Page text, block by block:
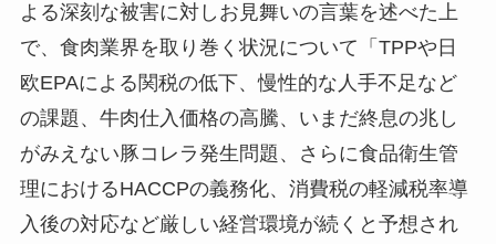
よる深刻な被害に対しお見舞いの言葉を述べた上
で、食肉業界を取り巻く状況について「TPPや日
欧EPAによる関税の低下、慢性的な人手不足など
の課題、牛肉仕入価格の高騰、いまだ終息の兆し
がみえない豚コレラ発生問題、さらに食品衛生管
理におけるHACCPの義務化、消費税の軽減税率導
入後の対応など厳しい経営環境が続くと予想され